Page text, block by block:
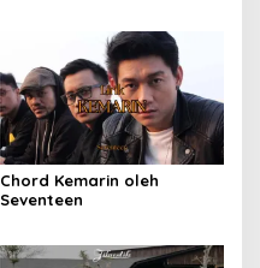
Chord Kemarin oleh
Seventeen